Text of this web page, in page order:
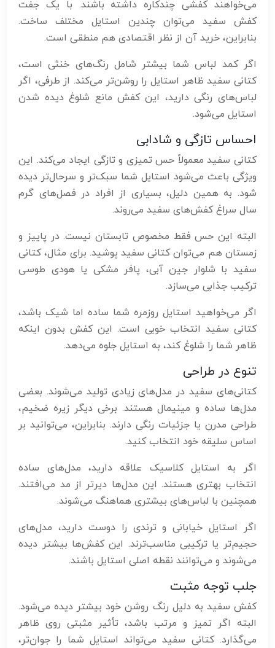
می‌خواهند کفشی چندکاره داشته باشند. با یک جفت
کفش سفید می‌توان چندین استایل مختلف ساخت.
بنابراین، خرید آن از نظر اقتصادی هم منطقی است.
اگر کمد لباس شما بیشتر شامل رنگ‌های خنثی است،
کتانی سفید ظاهر استایل را روشن‌تر می‌کند. از طرفی، اگر
لباس‌های رنگی دارید، این کفش مانع شلوغ دیده شدن
استایل می‌شود.
احساس تازگی و شادابی
کتانی سفید معمولاً حس تمیزی و تازگی ایجاد می‌کند. این
ویژگی باعث می‌شود استایل شما سبک‌تر و سرحال‌تر دیده
شود. به همین دلیل، بسیاری از افراد در فصل‌های گرم
سال سراغ کفش‌های سفید می‌روند.
البته این حس فقط مخصوص تابستان نیست. در پاییز و
زمستان هم می‌توان کتانی سفید پوشید. برای مثال، کتانی
سفید با شلوار جین آبی، پافر مشکی یا هودی طوسی
ترکیب جذابی می‌سازد.
اگر می‌خواهید استایل روزمره شما ساده اما شیک باشد،
کتانی سفید انتخاب خوبی است. این کفش بدون اینکه
ظاهر شما را شلوغ کند، به استایل جلوه می‌دهد.
تنوع در طراحی
کتانی‌های سفید در مدل‌های زیادی تولید می‌شوند. بعضی
مدل‌ها ساده و مینیمال هستند. برخی دیگر زیره ضخیم،
طراحی مدرن یا جزئیات رنگی دارند. بنابراین، می‌توانید بر
اساس سلیقه خود انتخاب کنید.
اگر به استایل کلاسیک علاقه دارید، مدل‌های ساده
انتخاب بهتری هستند. این مدل‌ها دیرتر از مد می‌افتند.
همچنین با لباس‌های بیشتری هماهنگ می‌شوند.
اگر استایل خیابانی و ترندی را دوست دارید، مدل‌های
حجیم‌تر یا ترکیبی مناسب‌ترند. این کفش‌ها بیشتر دیده
می‌شوند و می‌توانند نقطه اصلی استایل باشند.
جلب توجه مثبت
کفش سفید به دلیل رنگ روشن خود بیشتر دیده می‌شود.
البته اگر تمیز و مرتب باشد، تأثیر مثبتی روی ظاهر
می‌گذارد. کتانی سفید می‌تواند استایل شما را جوان‌تر،